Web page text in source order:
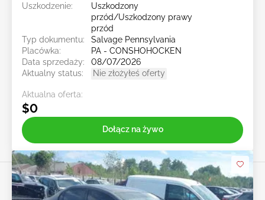
Uszkodzenie:
Uszkodzony
przód/Uszkodzony prawy
przód
Typ dokumentu:
Salvage Pennsylvania
Placówka:
PA - CONSHOHOCKEN
Data sprzedaży:
08/07/2026
Aktualny status:
Nie złożyłeś oferty
Aktualna oferta:
$0
Dołącz na żywo